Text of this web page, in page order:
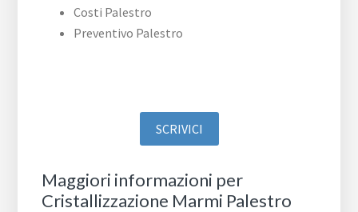
Costi Palestro
Preventivo Palestro
SCRIVICI
Maggiori informazioni per
Cristallizzazione Marmi Palestro